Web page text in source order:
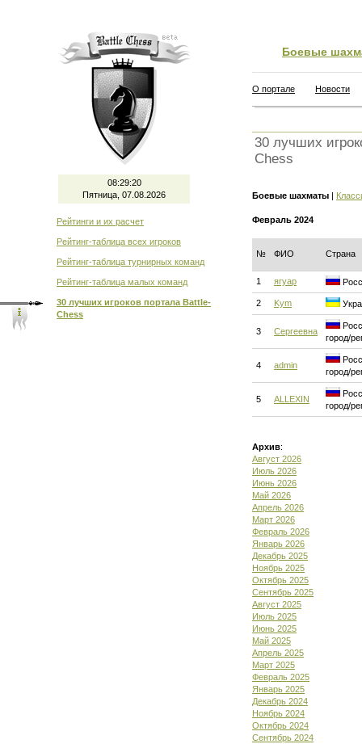
08:29:21
Пятница, 07.08.2026
Рейтинги и их расчет
Рейтинг-таблица всех игроков
Рейтинг-таблица турнирных команд
Рейтинг-таблица малых команд
30 лучших игроков портала Battle-
Chess
Боевые
О портале Новости
30 лучших
Chess
Боевые шахматы |
Февраль 2024
№ ФИО Страна
1 ягуар
2 Kym
3 Сергеевна
город/
4 admin
город/
5 ALLEXIN
город/
Архив:
Август 2026
Июль 2026
Июнь 2026
Май 2026
Апрель 2026
Март 2026
Февраль 2026
Январь 2026
Декабрь 2025
Ноябрь 2025
Октябрь 2025
Сентябрь 2025
Август 2025
Июль 2025
Июнь 2025
Май 2025
Апрель 2025
Март 2025
Февраль 2025
Январь 2025
Декабрь 2024
Ноябрь 2024
Октябрь 2024
Сентябрь 2024